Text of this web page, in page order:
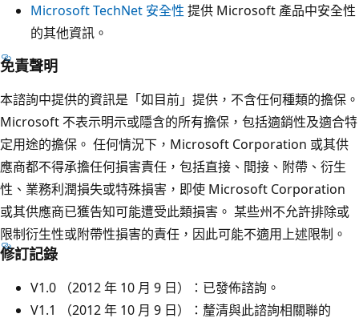
Microsoft TechNet 安全性 提供 Microsoft 產品中安全性
的其他資訊。
免責聲明
本諮詢中提供的資訊是「如目前」提供，不含任何種類的擔保。
Microsoft 不表示明示或隱含的所有擔保，包括適銷性及適合特
定用途的擔保。 任何情況下，Microsoft Corporation 或其供
應商都不得承擔任何損害責任，包括直接、間接、附帶、衍生
性、業務利潤損失或特殊損害，即使 Microsoft Corporation
或其供應商已獲告知可能遭受此類損害。 某些州不允許排除或
限制衍生性或附帶性損害的責任，因此可能不適用上述限制。
修訂記錄
V1.0 （2012 年 10 月 9 日）：已發佈諮詢。
V1.1 （2012 年 10 月 9 日）：釐清與此諮詢相關聯的